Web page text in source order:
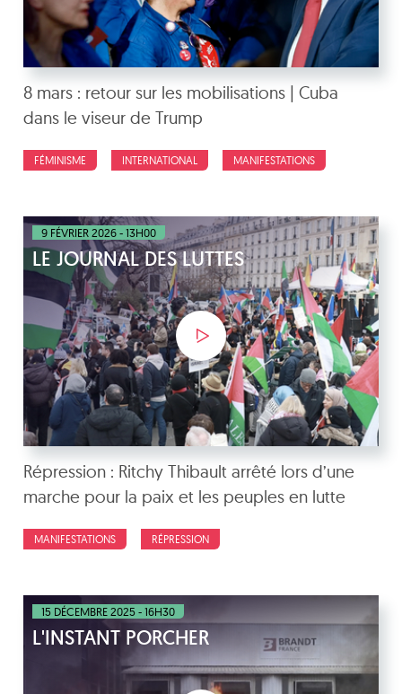
8 mars : retour sur les mobilisations | Cuba
dans le viseur de Trump
FÉMINISME INTERNATIONAL MANIFESTATIONS
9 FÉVRIER 2026 - 13H00
LE JOURNAL DES LUTTES
Répression : Ritchy Thibault arrêté lors d’une
marche pour la paix et les peuples en lutte
MANIFESTATIONS RÉPRESSION
15 DÉCEMBRE 2025 - 16H30
L'INSTANT PORCHER